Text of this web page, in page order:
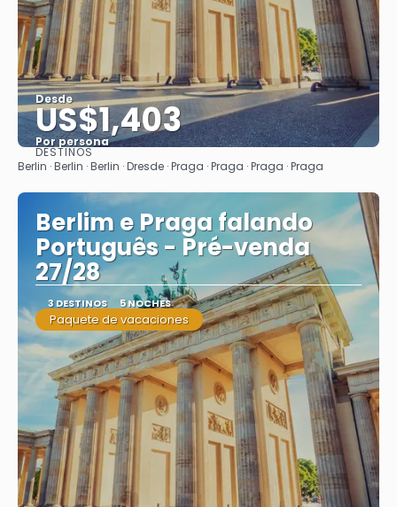
Desde
US$1,403
Por persona
Ver
DESTINOS
Berlin · Berlin · Berlin · Dresde · Praga · Praga · Praga · Praga
Berlim e Praga falando
Português - Pré-venda
27/28
3 DESTINOS 5 NOCHES
Paquete de vacaciones